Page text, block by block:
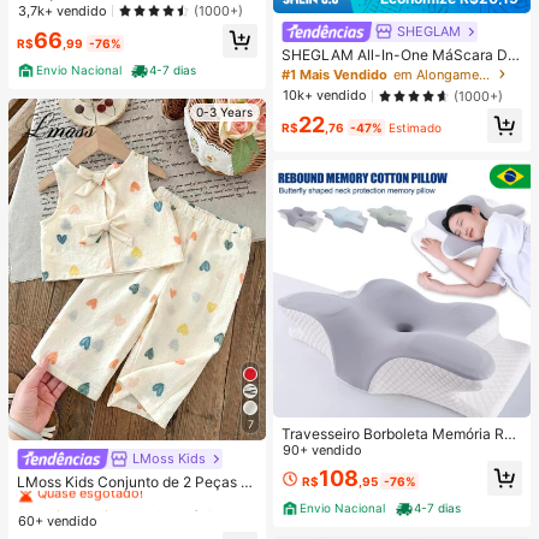
A ALTA PANTALONA WIDE LEG LIS
A DENIM PREMIUM-11.11 Promoçã
o Cor Preto
3,7k+ vendido (1000+)
R$66 ,99 -76%
Envio Nacional
4-7 dias
0-3 Years
7
LMoss Kids
LMoss Kids Conjunto de 2 Peças p
ara Bebê Menina com Top Floral Se
m Mangas e Calça Casual Solta, Ro
#4 Mais Vendido
Quase esgotado!
#4 Mais Vendido
Quase esgotado!
#4 Mais Vendido
Quase esgotado!
60+ vendido
SHEGLAM
SHEGLAM All-In-One MáScara De
Volume E Alongamento RíMel Marc
a De Beleza CosméTicos Maquiage
m Para Mulheres E Meninas
#1 Mais Vendido
em Alongamento Rímel
10k+ vendido
(1000+)
R$22,76 -47% Estimado
Travesseiro Borboleta Memória Rec
uperação Lenta Pescoço Algodão
90+ vendido
R$108 ,95 -76%
Envio Nacional
4-7 dias